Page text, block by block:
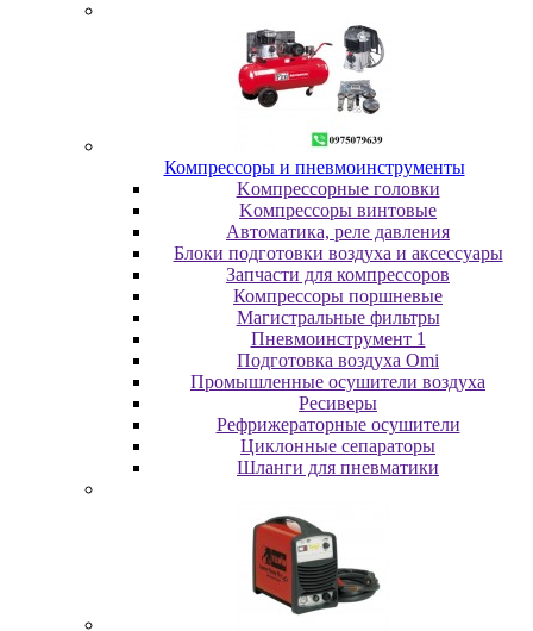
Компрессоры и пневмоинструменты
Koмпpeccopныe гoлoвки
Koмпpeccopы винтoвыe
Автоматика, реле давления
Блоки подготовки воздуха и аксессуары
Запчасти для компрессоров
Компрессоры поршневые
Магистральные фильтры
Пневмоинструмент 1
Подготовка воздуха Omi
Промышленные осушители воздуха
Ресиверы
Рефрижераторные осушители
Циклонные сепараторы
Шланги для пневматики